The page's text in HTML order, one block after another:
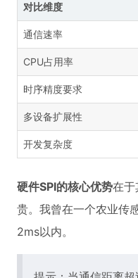
对比维度
通信速率
CPU占用率
时序精度要求
多设备扩展性
开发复杂度
硬件SPI的核心优势在
贵。我曾在一个农业传
2ms以内。